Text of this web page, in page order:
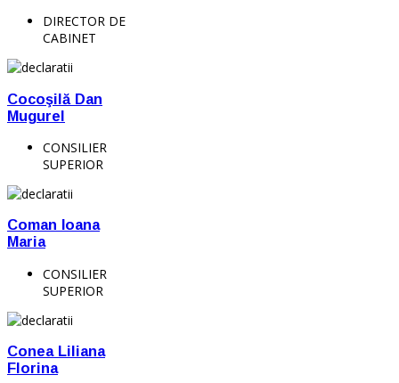
DIRECTOR DE
CABINET
Cocoşilă Dan
Mugurel
CONSILIER
SUPERIOR
Coman Ioana
Maria
CONSILIER
SUPERIOR
Conea Liliana
Florina